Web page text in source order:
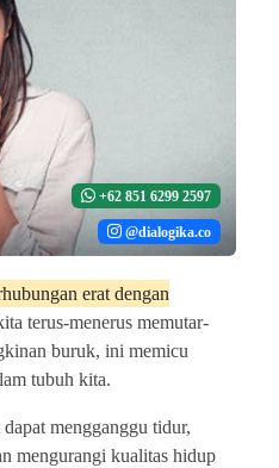
+62 851 6299 2597
@dialogika.co
erat dengan
terus-menerus memutar-
buruk, ini memicu
tubuh kita.
mengganggu tidur,
mengurangi kualitas hidup